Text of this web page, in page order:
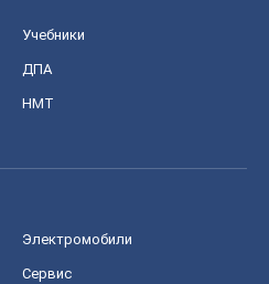
Учебники
ДПА
НМТ
Электромобили
Сервис